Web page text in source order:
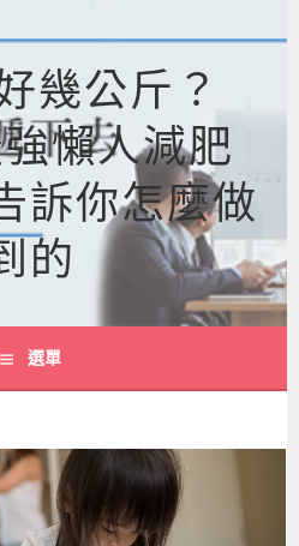
幾公斤？
懶人減肥
訴你怎麼做
的
選單